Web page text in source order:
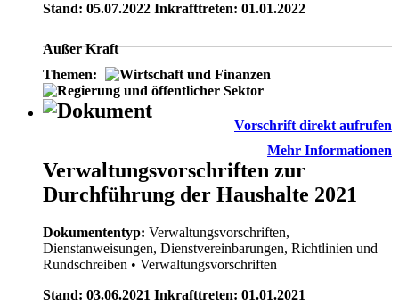
Stand: 05.07.2022 Inkrafttreten: 01.01.2022
Außer Kraft
Themen:
Vorschrift direkt aufrufen
Mehr Informationen
Verwaltungsvorschriften zur
Durchführung der Haushalte 2021
Dokumententyp: Verwaltungsvorschriften,
Dienstanweisungen, Dienstvereinbarungen, Richtlinien und
Rundschreiben • Verwaltungsvorschriften
Stand: 03.06.2021 Inkrafttreten: 01.01.2021